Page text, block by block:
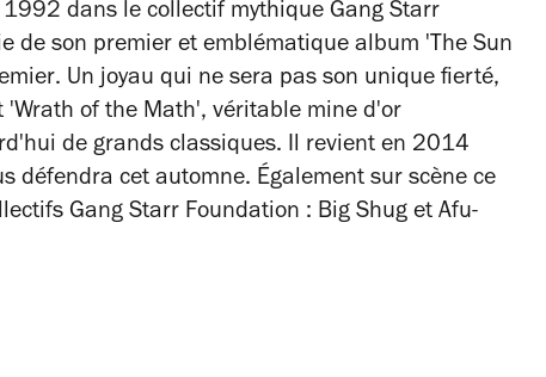
dans le collectif mythique Gang Starr
de son premier et emblématique album 'The Sun
. Un joyau qui ne sera pas son unique fierté,
of the Math', véritable mine d'or
de grands classiques. Il revient en 2014
défendra cet automne. Également sur scène ce
Gang Starr Foundation : Big Shug et Afu-